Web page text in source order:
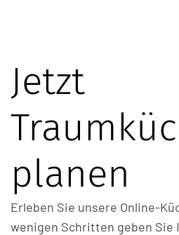
Jetzt
planen
Erleben Sie unsere Online-
wenigen Schritten geben Sie